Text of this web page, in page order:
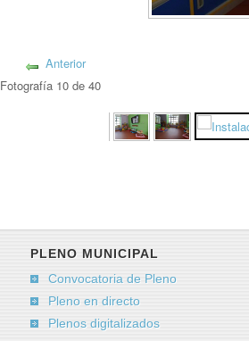
Anterior
Fotografía 10 de 40
PLENO MUNICIPAL
Convocatoria de Pleno
Pleno en directo
Plenos digitalizados